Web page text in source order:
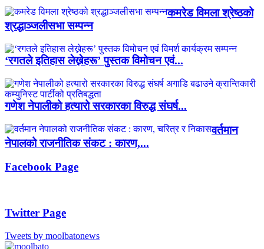
कमरेड विमला श्रेष्ठको
श्रद्धाञ्जलीसभा सम्पन्न
‘रगतले इतिहास लेख्नेहरू’ पुस्तक विमोचन एवं...
गणेश नेपालीको हत्यारो सरकारका विरुद्ध संघर्ष...
वर्तमान
नेपालको राजनीतिक संकट : कारण,...
Facebook Page
Twitter Page
Tweets by moolbatonews